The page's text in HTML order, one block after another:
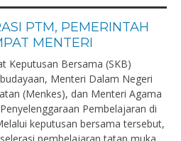
PTM, PEMERINTAH
MENTERI
Keputusan Bersama (SKB)
Menteri Dalam Negeri
(Menkes), dan Menteri Agama
Pembelajaran di
keputusan bersama tersebut,